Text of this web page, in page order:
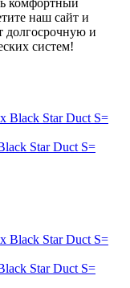
комфортный
наш сайт и
долгосрочную и
систем!
Star Duct S=
Star Duct S=